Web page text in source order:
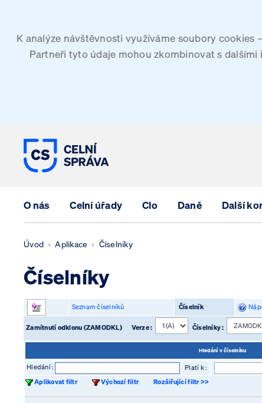
K analýze návštěvnosti využíváme soubory
Partneři tyto údaje mohou zkombinovat s
O nás Celní úřady Clo Daně Další
Úvod Aplikace Číselníky
Číselníky
Seznam číselníků Číselník
Zamítnutí odklonu (ZAMODKL) Verze : Číselníky :
Hledání v číselníku
Hledání :
Platí k :
Aplikovat filtr
Výchozí filtr Rozšiřující filtr >>